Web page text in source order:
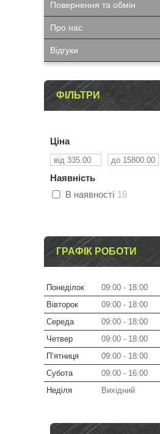
Повернення та обмін
Про нас
Відгуки
ФІЛЬТРИ
Ціна
Наявність
В наявності 16
ГРАФІК РОБОТИ
Понеділок 09:00
18:00
Вівторок
09:00
18:00
Середа
09:00
18:00
Четвер
09:00
18:00
Пʼятниця
09:00
18:00
Субота
09:00
16:00
Неділя
Вихідний